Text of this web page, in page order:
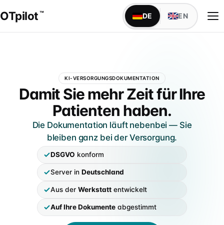
OTpilot™
Versorgungsdokumentation mit KI
Maßblatt, Anamnese, Bestellbogen — füllt sich von
Schnittstellen
TopM san6 sofort verfügbar, weitere individuell auf
Anfrage
IM SANITÄTSHAUS
Alle Abteilungen
Klassischer Aufbau · 9 Abteilungen mit Fachsprache
IDENTITÄT
Über uns
Founder Niels & Marcel · Mission · Werkstatt-Wurzeln
Markenabgrenzung
Marke, DPMA & Unabhängigkeit vom BIV-OT
DE EN
KI-VERSORGUNGSDOKUMENTATION
OTpilot —
Damit Sie mehr Zeit für Ihre
Patienten haben.
Die Dokumentation läuft nebenbei — Sie
bleiben ganz bei der Versorgung.
DSGVO konform
Server inDeutschland
Aus derWerkstatt entwickelt
Auf Ihre Dokumente abgestimmt